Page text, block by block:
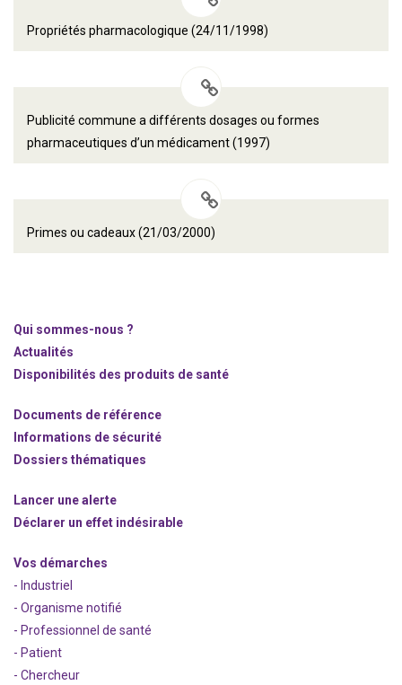
Propriétés pharmacologique (24/11/1998)
Publicité commune a différents dosages ou formes
pharmaceutiques d’un médicament (1997)
Primes ou cadeaux (21/03/2000)
Qui sommes-nous ?
Actualités
Disponibilités des produits de santé
Documents de référence
Informations de sécurité
Dossiers thématiques
Lancer une alerte
Déclarer un effet indésirable
Vos démarches
- Industriel
- Organisme notifié
- Professionnel de santé
- Patient
- Chercheur